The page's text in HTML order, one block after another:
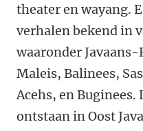
theater en wayang.
verhalen bekend in
waaronder Javaans-
Maleis, Balinees,
Acehs, en
ontstaan in Oost